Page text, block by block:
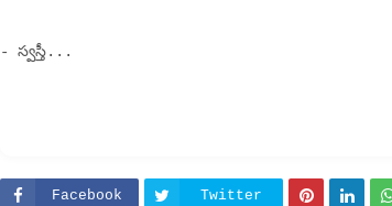
- స్వస్తీ...
Facebook Twitter